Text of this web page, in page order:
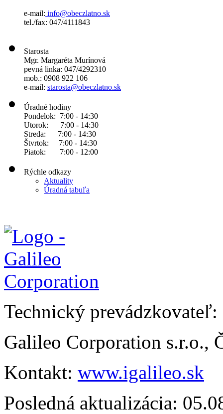
e-mail: info@obeczlatno.sk
tel./fax: 047/4111843
Starosta
Mgr. Margaréta Murínová
pevná linka: 047/4292310
mob.: 0908 922 106
e-mail: starosta@obeczlatno.sk
Úradné hodiny
Pondelok: 7:00 - 14:30
Utorok: 7:00 - 14:30
Streda: 7:00 - 14:30
Štvrtok: 7:00 - 14:30
Piatok: 7:00 - 12:00
Rýchle odkazy
Aktuality
Úradná tabuľa
Technický prevádzkovateľ:
Galileo Corporation s.r.o.,
Kontakt: www.igalileo.sk
Posledná aktualizácia: